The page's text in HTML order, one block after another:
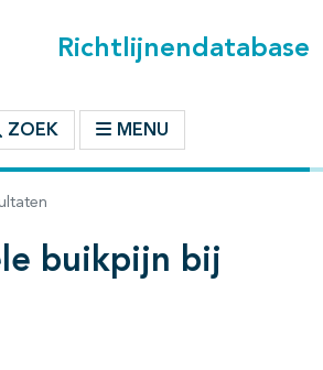
Richtlijnendatabase
ZOEK MENU
buikpijn bij